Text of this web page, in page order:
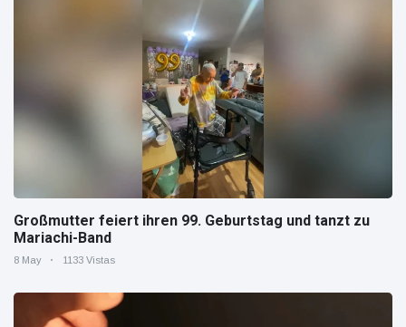
Großmutter feiert ihren 99. Geburtstag und tanzt zu
Mariachi-Band
8 May 1133 Vistas